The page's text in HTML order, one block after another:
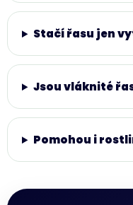
Stačí řasu jen
Jsou vláknité
Pomohou i